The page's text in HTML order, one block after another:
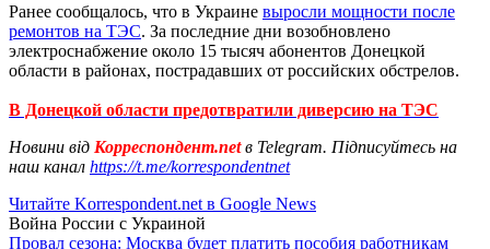
Ранее сообщалось, что в Украине выросли мощности после
ремонтов на ТЭС. За последние дни возобновлено
электроснабжение около 15 тысяч абонентов Донецкой
области в районах, пострадавших от российских обстрелов.
В Донецкой области предотвратили диверсию на ТЭС
Новини від Корреспондент.netв Telegram. Підписуйтесь на
наш канал https://t.me/korrespondentnet
Читайте Korrespondent.net в Google News
Война России с Украиной
Провал сезона: Москва будет платить пособия работникам